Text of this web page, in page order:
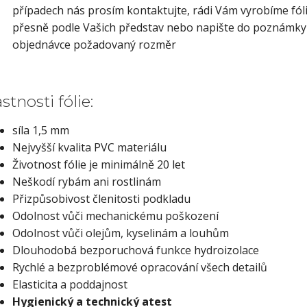
případech nás prosím kontaktujte, rádi Vám vyrobíme
přesně podle Vašich představ nebo napište do
objednávce požadovaný rozměr
fólie:
síla 1,5 mm
Nejvyšší kvalita PVC materiálu
Životnost fólie je minimálně 20 let
Neškodí rybám ani rostlinám
Přizpůsobivost členitosti podkladu
Odolnost vůči mechanickému poškození
Odolnost vůči olejům, kyselinám a louhům
Dlouhodobá bezporuchová funkce hydroizolace
Rychlé a bezproblémové opracování všech detailů
Elasticita a poddajnost
Hygienický a technický atest